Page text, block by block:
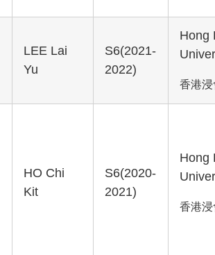
LEE Lai
Yu
S6(2021-
2022)
Hong
香港
HO Chi
Kit
S6(2020-
2021)
Hong
香港